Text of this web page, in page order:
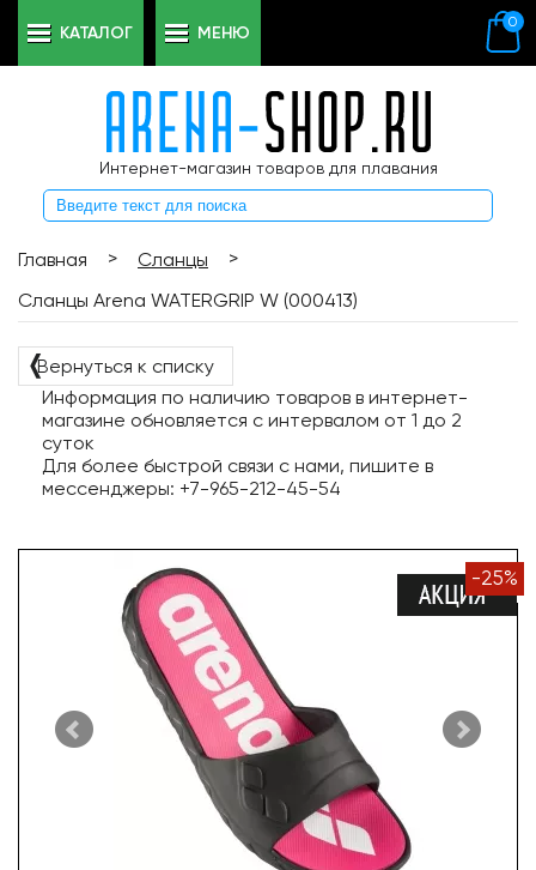
Интернет-магазин товаров для плавания
0
КАТАЛОГ МЕНЮ
Главная > Сланцы
>
Сланцы Arena WATERGRIP W (000413)
❬Вернуться к списку
Информация по наличию товаров в интернет-
магазине обновляется с интервалом от 1 до 2
суток
Для более быстрой связи с нами, пишите в
мессенджеры: +7-965-212-45-54
-25%